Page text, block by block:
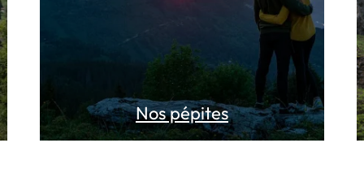
Nos pépites